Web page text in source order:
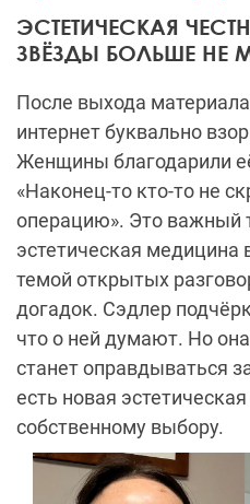
ЭСТЕТИЧЕСКАЯ
ЗВЁЗДЫ БОЛЬШЕ НЕ
После выхода
интернет буквально
Женщины благодарили
«Наконец-то кто-то не
операцию». Это важный
эстетическая медицина
темой открытых
догадок. Сэдлер
что о ней думают. Но
станет оправдываться
есть новая
собственному выбору.